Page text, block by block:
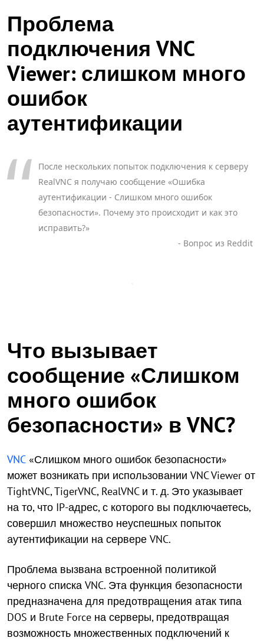
Проблема
подключения VNC
Viewer: слишком много
ошибок
аутентификации
После нескольких попыток подключения к серверу
RealVNC я получаю сообщение «Ошибка
аутентификации - Слишком много ошибок
безопасности». Почему это происходит и как это
исправить?»
- Вопрос из Reddit
Что вызывает
сообщение «Слишком
много ошибок
безопасности» в VNC?
VNC «Слишком много ошибок безопасности»
может возникать при использовании VNC Viewer от
TightVNC, TigerVNC, RealVNC и т. д. Это указывает
на то, что IP-адрес, с которого вы подключаетесь,
совершил множество неуспешных попыток
аутентификации на сервере VNC.
Проблема вызвана встроенной политикой
черного списка VNC. Эта функция безопасности
предназначена для предотвращения атак типа
DOS и Brute Force на серверы, предотвращая
возможность множественных подключений к